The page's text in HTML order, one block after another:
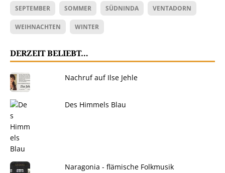
SEPTEMBER SOMMER SÜDNINDA VENTADORN
WEIHNACHTEN WINTER
DERZEIT BELIEBT…
Nachruf auf Ilse Jehle
Des Himmels Blau
Naragonia - flämische Folkmusik